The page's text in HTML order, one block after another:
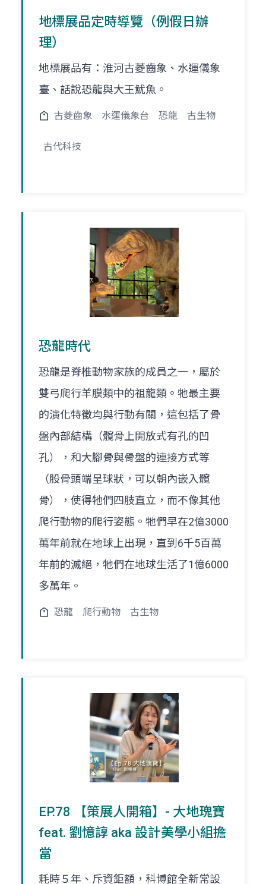
地標展品定時導覽（例假日辦
理）
地標展品有：淮河古菱齒象、水運儀象
臺、話說恐龍與大王魷魚。
古菱齒象 水運儀象台 恐龍 古生物
古代科技
恐龍時代
恐龍是脊椎動物家族的成員之一，屬於
雙弓爬行羊膜類中的祖龍類。牠最主要
的演化特徵均與行動有關，這包括了骨
盤內部結構（髖骨上開放式有孔的凹
孔），和大腳骨與骨盤的連接方式等
（股骨頭端呈球狀，可以朝內嵌入髖
骨），使得牠們四肢直立，而不像其他
爬行動物的爬行姿態。牠們早在2億3000
萬年前就在地球上出現，直到6千5百萬
年前的滅絕，牠們在地球生活了1億6000
多萬年。
恐龍 爬行動物 古生物
EP.78 【策展人開箱】- 大地瑰寶
feat. 劉憶諄 aka 設計美學小組擔
當
耗時５年、斥資鉅額，科博館全新常設